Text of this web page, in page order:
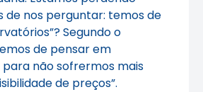
de nos perguntar: temos de
Segundo o
de pensar em
não sofrermos mais
de preços”.